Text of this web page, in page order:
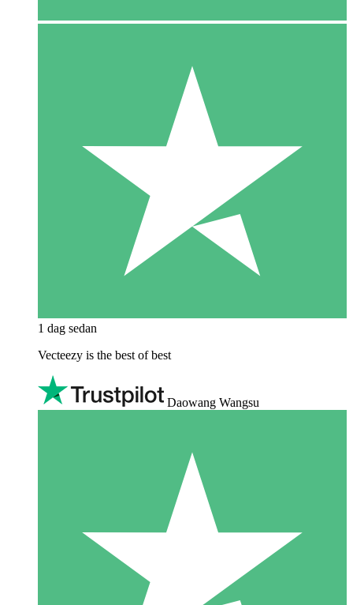
1 dag sedan
Vecteezy is the best of best
Daowang Wangsu